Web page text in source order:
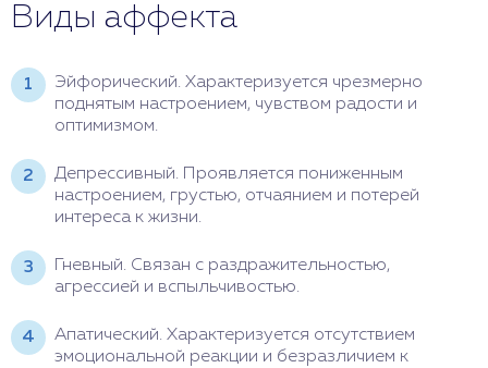
Виды аффекта
Эйфорический. Характеризуется чрезмерно
поднятым настроением, чувством радости и
оптимизмом.
Депрессивный. Проявляется пониженным
настроением, грустью, отчаянием и потерей
интереса к жизни.
Гневный. Связан с раздражительностью,
агрессией и вспыльчивостью.
Апатический. Характеризуется отсутствием
эмоциональной реакции и безразличием к